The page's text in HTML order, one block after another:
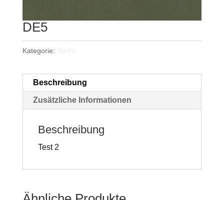
DE5
Kategorie:
Beschreibung
Zusätzliche Informationen
Beschreibung
Test 2